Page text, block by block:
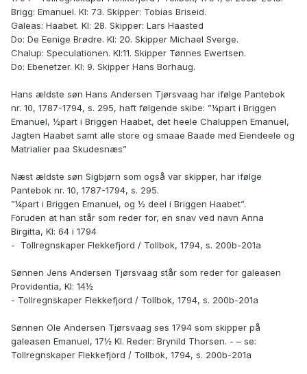
Brigg: Emanuel. Kl: 73. Skipper: Tobias Briseid.
Galeas: Haabet. Kl: 28. Skipper: Lars Haasted
Do: De Eenige Brødre. Kl: 20. Skipper Michael Sverge.
Chalup: Speculationen. Kl:11. Skipper Tønnes Ewertsen.
Do: Ebenetzer. Kl: 9. Skipper Hans Borhaug.
Hans ældste søn Hans Andersen Tjørsvaag har ifølge Pantebok
nr. 10, 1787-1794, s. 295, haft følgende skibe: ”¼part i Briggen
Emanuel, ½part i Briggen Haabet, det heele Chaluppen Emanuel,
Jagten Haabet samt alle store og smaae Baade med Eiendeele og
Matrialier paa Skudesnæs”
Næst ældste søn Sigbjørn som også var skipper, har ifølge
Pantebok nr. 10, 1787-1794, s. 295.
”¼part i Briggen Emanuel, og ½ deel i Briggen Haabet”.
Foruden at han står som reder for, en snav ved navn Anna
Birgitta, Kl: 64 i 1794
-
Tollregnskaper Flekkefjord / Tollbok, 1794, s. 200b-201a
Sønnen Jens Andersen Tjørsvaag står som reder for galeasen
Providentia, Kl: 14½
- Tollregnskaper Flekkefjord / Tollbok, 1794, s. 200b-201a
Sønnen Ole Andersen Tjørsvaag ses 1794 som skipper på
galeasen Emanuel, 17½ Kl. Reder: Brynild Thorsen. - – se:
Tollregnskaper Flekkefjord / Tollbok, 1794, s. 200b-201a